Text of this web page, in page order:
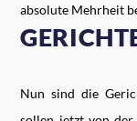
absolute Mehrheit
Nun sind die